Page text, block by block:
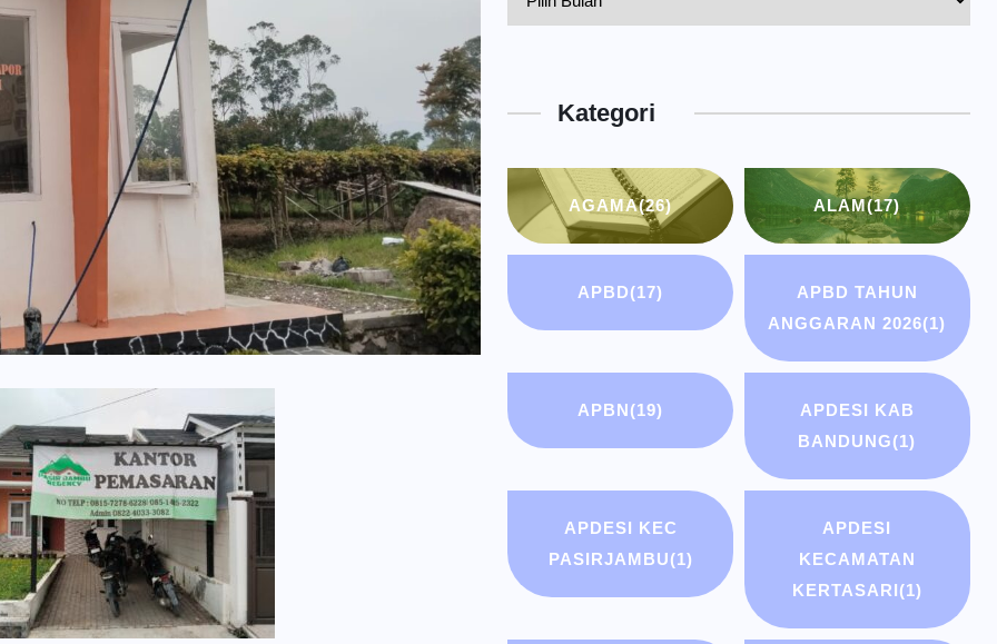
BandungKategori
AGAMA(26) ALAM(17)
APBD(17)
APBD TAHUN
ANGGARAN 2026(1)
APBN(19)
APDESI KAB
BANDUNG(1)
APDESI KEC
PASIRJAMBU(1)
APDESI
KECAMATAN
KERTASARI(1)